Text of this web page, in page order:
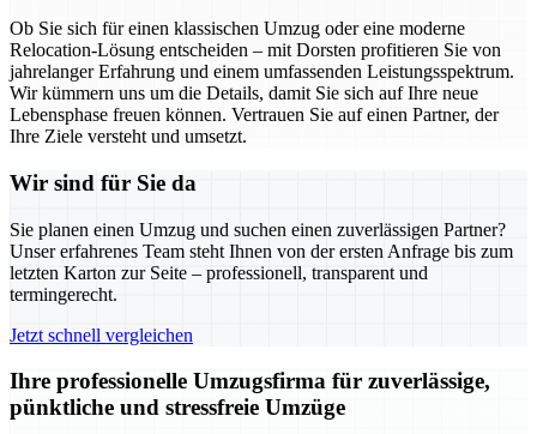
Ob Sie sich für einen klassischen Umzug oder eine moderne
Relocation-Lösung entscheiden – mit Dorsten profitieren Sie von
jahrelanger Erfahrung und einem umfassenden Leistungsspektrum.
Wir kümmern uns um die Details, damit Sie sich auf Ihre neue
Lebensphase freuen können. Vertrauen Sie auf einen Partner, der
Ihre Ziele versteht und umsetzt.
Wir sind für Sie da
Sie planen einen Umzug und suchen einen zuverlässigen Partner?
Unser erfahrenes Team steht Ihnen von der ersten Anfrage bis zum
letzten Karton zur Seite – professionell, transparent und
termingerecht.
Jetzt schnell vergleichen
Ihre professionelle Umzugsfirma für zuverlässige,
pünktliche und stressfreie Umzüge